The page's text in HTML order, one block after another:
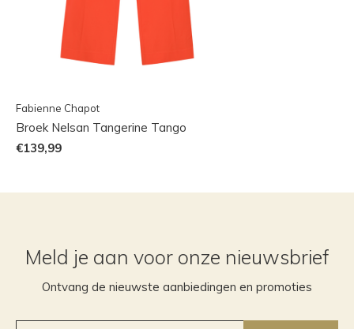
Fabienne Chapot
Broek Nelsan Tangerine Tango
€139,99
Meld je aan voor onze nieuwsbrief
Ontvang de nieuwste aanbiedingen en promoties